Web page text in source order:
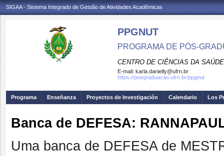
SIGAA - Sistema Integrado de Gestão de Atividades Acadêmicas
PPGNUT
PROGRAMA DE PÓS-
CENTRO DE CIÊNCIAS DA SAÚDE
E-mail: karla.danielly@ufrn.br
https://posgraduacao.ufrn.br/ppgnut
Programa Enseñanza Proyectos de Investigación Calendario Los
Banca de DEFESA:
Uma banca de DEFESA de